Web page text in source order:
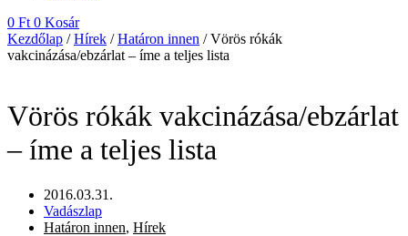
0 Ft 0 Kosár
Kezdőlap /Hírek /Határon innen / Vörös rókák
vakcinázása/ebzárlat – íme a teljes lista
Vörös rókák vakcinázása/ebzárlat
– íme a teljes lista
2016.03.31.
Vadászlap
Határon innen, Hírek